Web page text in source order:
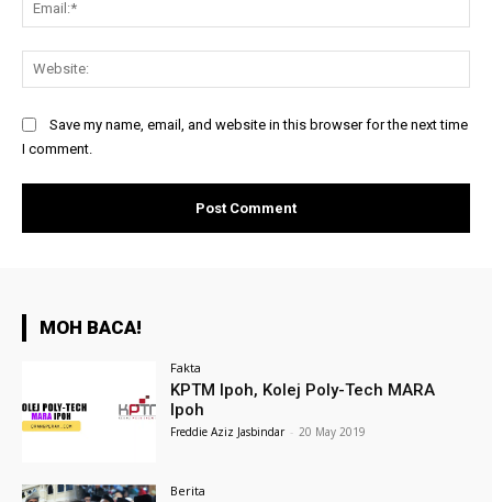
Save my name, email, and website in this browser for the next time
I comment.
MOH BACA!
Fakta
KPTM Ipoh, Kolej Poly-Tech MARA
Ipoh
Freddie Aziz Jasbindar - 20 May 2019
Berita